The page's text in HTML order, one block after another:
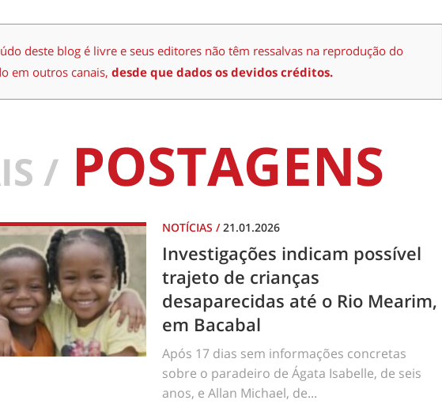
deste blog é livre e seus editores não têm ressalvas na reprodução do
em outros canais, desde que dados os devidos créditos.
/ POSTAGENS
NOTÍCIAS /21.01.2026
Investigações indicam possível
trajeto de crianças
desaparecidas até o Rio Mearim,
em Bacabal
Após 17 dias sem informações concretas
sobre o paradeiro de Ágata Isabelle, de seis
anos, e Allan Michael, de...